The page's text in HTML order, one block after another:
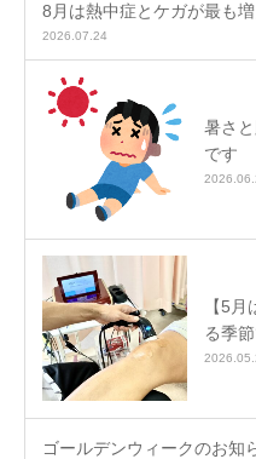
8月は熱中症とケガが最も
2026.07.24
暑さ
です
【5
る季節
ゴールデンウィークのお知